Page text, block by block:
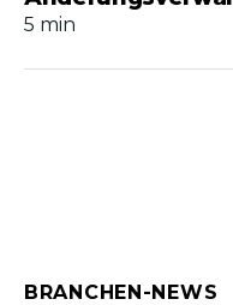
5 min
BRANCHEN-NEWS